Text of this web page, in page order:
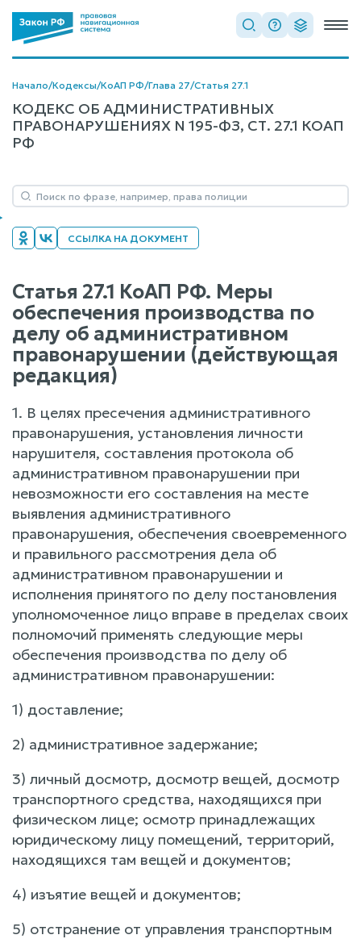
Начало/Кодексы/КоАП РФ/Глава 27/Статья 27.1
КОДЕКС ОБ АДМИНИСТРАТИВНЫХ
ПРАВОНАРУШЕНИЯХ N 195-ФЗ, СТ. 27.1 КОАП
РФ
ССЫЛКА НА ДОКУМЕНТ
Статья 27.1 КоАП РФ. Меры
обеспечения производства по
делу об административном
правонарушении (действующая
редакция)
1. В целях пресечения административного
правонарушения, установления личности
нарушителя, составления протокола об
административном правонарушении при
невозможности его составления на месте
выявления административного
правонарушения, обеспечения своевременного
и правильного рассмотрения дела об
административном правонарушении и
исполнения принятого по делу постановления
уполномоченное лицо вправе в пределах своих
полномочий применять следующие меры
обеспечения производства по делу об
административном правонарушении:
1) доставление;
2) административное задержание;
3) личный досмотр, досмотр вещей, досмотр
транспортного средства, находящихся при
физическом лице; осмотр принадлежащих
юридическому лицу помещений, территорий,
находящихся там вещей и документов;
4) изъятие вещей и документов;
5) отстранение от управления транспортным